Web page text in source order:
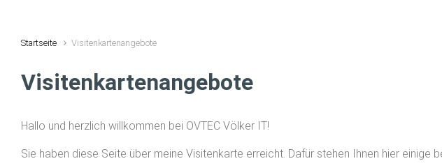
Startseite Visitenkartenangebote
Visitenkartenangebote
Hallo und herzlich willkommen bei OVTEC Völker IT!
Sie haben diese Seite über meine Visitenkarte erreicht. Dafür stehen Ihnen hier einige